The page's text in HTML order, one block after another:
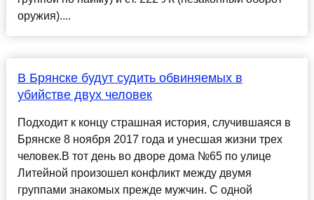
оружия)....
В Брянске будут судить обвиняемых в
убийстве двух человек
Подходит к концу страшная история, случившаяся в
Брянске 8 ноября 2017 года и унесшая жизни трех
человек.В тот день во дворе дома №65 по улице
Литейной произошел конфликт между двумя
группами знакомых прежде мужчин. С одной